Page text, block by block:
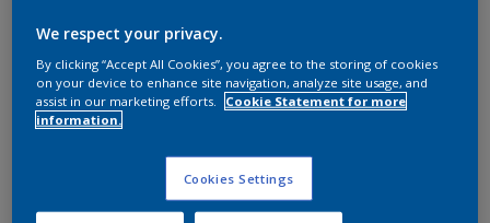
We respect your privacy.
By clicking “Accept All Cookies”, you agree to the storing of cookies
on your device to enhance site navigation, analyze site usage, and
assist in our marketing efforts.
Cookie Statement for more
information.
Cookies Settings